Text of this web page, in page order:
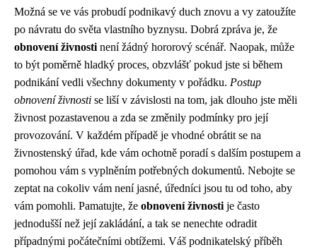
Možná se ve vás probudí podnikavý duch znovu a vy zatoužíte
po návratu do světa vlastního byznysu. Dobrá zpráva je, že
obnovení živnosti není žádný hororový scénář. Naopak, může
to být poměrně hladký proces, obzvlášť pokud jste si během
podnikání vedli všechny dokumenty v pořádku. Postup
obnovení živnosti se liší v závislosti na tom, jak dlouho jste měli
živnost pozastavenou a zda se změnily podmínky pro její
provozování. V každém případě je vhodné obrátit se na
živnostenský úřad, kde vám ochotně poradí s dalším postupem a
pomohou vám s vyplněním potřebných dokumentů. Nebojte se
zeptat na cokoliv vám není jasné, úředníci jsou tu od toho, aby
vám pomohli. Pamatujte, že obnovení živnosti je často
jednodušší než její zakládání, a tak se nenechte odradit
případnými počátečními obtížemi. Váš podnikatelský příběh